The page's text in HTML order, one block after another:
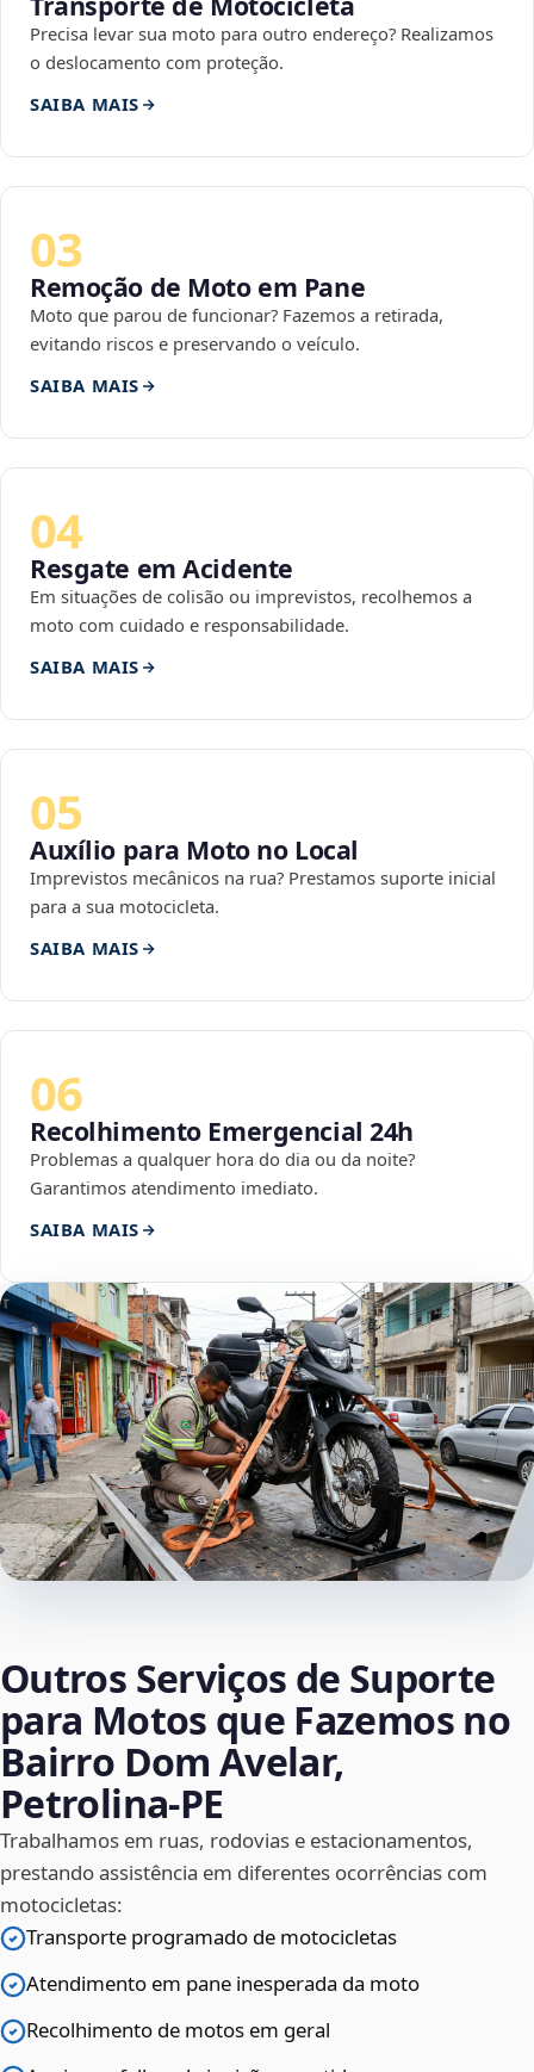
Precisa levar sua moto para outro endereço? Realizamos
o deslocamento com proteção.
SAIBA MAIS
03
Remoção de Moto em Pane
Moto que parou de funcionar? Fazemos a retirada,
evitando riscos e preservando o veículo.
SAIBA MAIS
04
Resgate em Acidente
Em situações de colisão ou imprevistos, recolhemos a
moto com cuidado e responsabilidade.
SAIBA MAIS
05
Auxílio para Moto no Local
Imprevistos mecânicos na rua? Prestamos suporte inicial
para a sua motocicleta.
SAIBA MAIS
06
Recolhimento Emergencial 24h
Problemas a qualquer hora do dia ou da noite?
Garantimos atendimento imediato.
SAIBA MAIS
Outros Serviços de Suporte
para Motos que Fazemos no
Bairro Dom Avelar,
Petrolina‑PE
Trabalhamos em ruas, rodovias e estacionamentos,
prestando assistência em diferentes ocorrências com
motocicletas:
Transporte programado de motocicletas
Atendimento em pane inesperada da moto
Recolhimento de motos em geral